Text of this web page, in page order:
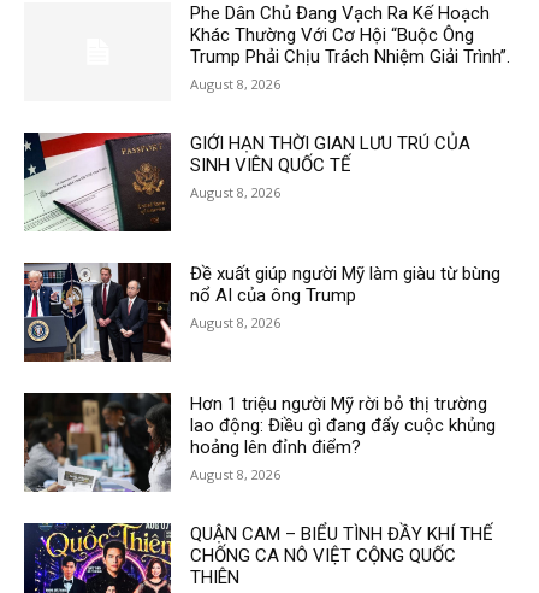
Phe Dân Chủ Đang Vạch Ra Kế Hoạch
Khác Thường Với Cơ Hội “Buộc Ông
Trump Phải Chịu Trách Nhiệm Giải Trình”.
August 8, 2026
GIỚI HẠN THỜI GIAN LƯU TRÚ CỦA
SINH VIÊN QUỐC TẾ
August 8, 2026
Đề xuất giúp người Mỹ làm giàu từ bùng
nổ AI của ông Trump
August 8, 2026
Hơn 1 triệu người Mỹ rời bỏ thị trường
lao động: Điều gì đang đẩy cuộc khủng
hoảng lên đỉnh điểm?
August 8, 2026
QUẬN CAM – BIỂU TÌNH ĐẦY KHÍ THẾ
CHỐNG CA NÔ VIỆT CỘNG QUỐC
THIÊN